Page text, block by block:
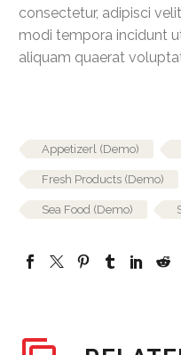
consectetur, adipisci
modi tempora incidunt
aliquam quaerat
Appetizerl (Demo)
Fresh Products (Demo)
Sea Food (Demo)